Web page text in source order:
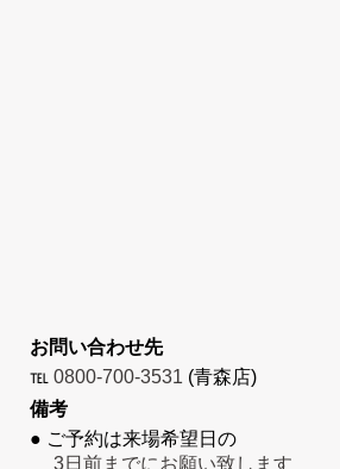
お問い合わせ先
℡0800-700-3531 (青森店)
備考
● ご予約は来場希望日の
3日前までにお願い致します